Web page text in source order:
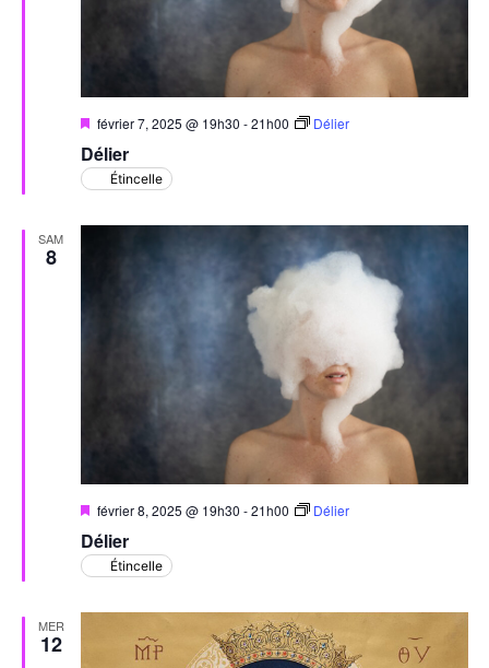
Délier
Mis
avant
février 7, 2025 @ 19h30 -21h00 Délier
Étincelle
SAM
8
Délier
Mis
avant
février 8, 2025 @ 19h30 -21h00 Délier
Étincelle
MER
12